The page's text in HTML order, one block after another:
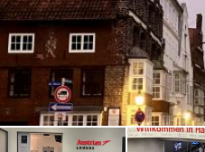
★
ロ
マ
ン
チ
ッ
ク
街